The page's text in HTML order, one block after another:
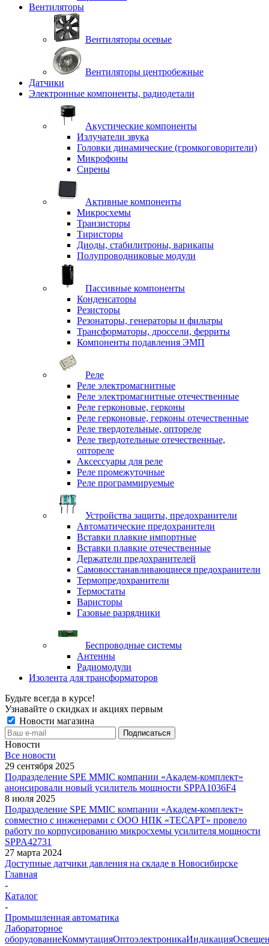
Вентиляторы
Вентиляторы осевые
Вентиляторы центробежные
Датчики
Электронные компоненты, радиодетали
Акустические компоненты
Излучатели звука
Головки динамические (громкоговорители)
Микрофоны
Сирены
Активные компоненты
Микросхемы
Транзисторы
Тиристоры
Диоды, стабилитроны, варикапы
Полупроводниковые модули
Пассивные компоненты
Конденсаторы
Резисторы
Резонаторы, генераторы и фильтры
Трансформаторы, дроссели, ферриты
Компоненты подавления ЭМП
Реле
Реле электромагнитные
Реле электромагнитные отечественные
Реле герконовые, герконы
Реле герконовые, герконы отечественные
Реле твердотельные, оптореле
Реле твердотельные отечественные,
оптореле
Аксессуары для реле
Реле промежуточные
Реле программируемые
Устройства защиты, предохранители
Автоматические предохранители
Вставки плавкие импортные
Вставки плавкие отечественные
Держатели предохранителей
Самовосстанавливающиеся предохранители
Термопредохранители
Термостаты
Варисторы
Газовые разрядники
Беспроводные системы
Антенны
Радиомодули
Изолента для трансформаторов
Будьте всегда в курсе!
Узнавайте о скидках и акциях первым
Новости магазина
Новости
Все новости
29 сентября 2025
Подразделение SPE MMIC компании «Академ-комплект»
анонсировали новый усилитель мощности SPPA1036F4
8 июля 2025
Подразделение SPE MMIC компании «Академ-комплект»
совместно с инженерами с ООО НПК «ТЕСАРТ» провело
работу по корпусированию микросхемы усилителя мощности
SPPA42731
27 марта 2024
Доступные датчики давления на складе в Новосибирске
Главная
-
Каталог
-
Промышленная автоматика
Лабораторное
оборудованиеКоммутацияОптоэлектроникаИндикация